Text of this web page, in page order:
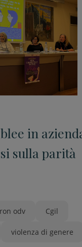
in
sulla parità
odv Cgil
violenza di genere